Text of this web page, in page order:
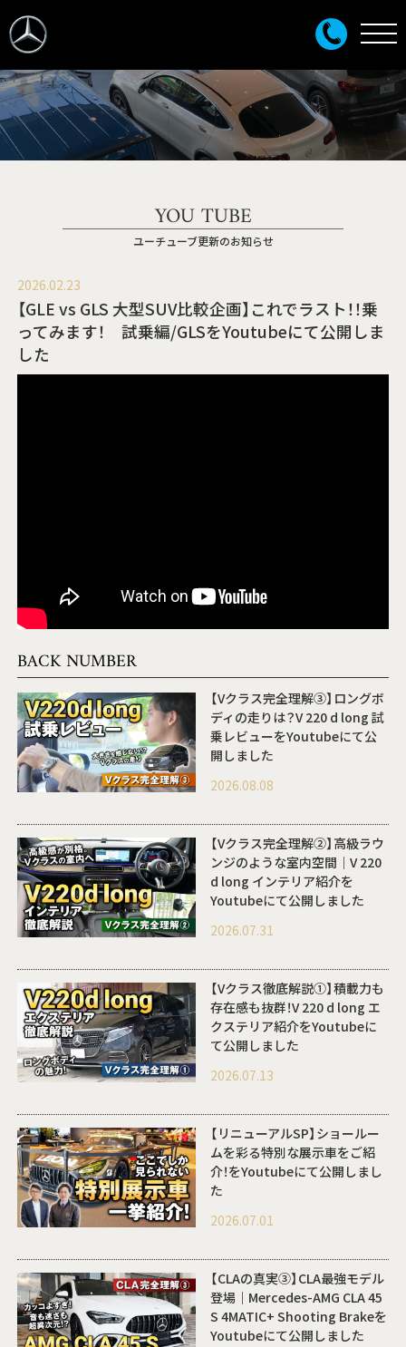
YOU TUBE
ユーチューブ更新のお知らせ
2026.02.23
【GLE vs GLS 大型SUV比較企画】これでラスト！！乗
ってみます！ 試乗編/GLSをYoutubeにて公開しま
した
BACK NUMBER
【Vクラス完全理解③】ロングボ
ディの走りは？V 220 d long 試
乗レビューをYoutubeにて公
開しました
2026.08.08
【Vクラス完全理解②】高級ラウ
ンジのような室内空間｜V 220
d long インテリア紹介を
Youtubeにて公開しました
2026.07.31
【Vクラス徹底解説①】積載力も
存在感も抜群！V 220 d long エ
クステリア紹介をYoutubeに
て公開しました
2026.07.13
【リニューアルSP】ショールー
ムを彩る特別な展示車をご紹
介！をYoutubeにて公開しまし
た
2026.07.01
【CLAの真実③】CLA最強モデル
登場｜Mercedes-AMG CLA 45
S 4MATIC+ Shooting Brakeを
Youtubeにて公開しました